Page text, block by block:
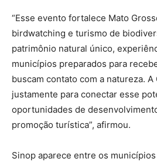
“Esse evento fortalece Mato
birdwatching e turismo de
patrimônio natural único,
municípios preparados para
buscam contato com a natureza.
justamente para conectar esse
oportunidades de
promoção turística”, afirmou.
Sinop aparece entre os